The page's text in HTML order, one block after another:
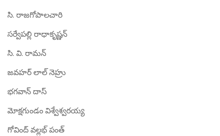
సి. రాజగోపాలచారి
సర్వేపల్లి రాధాకృష్ణన్
సి. వి. రామన్
జవహర్ లాల్ నెహ్రు
భగవాన్ దాస్
మోక్షగుండం విశ్వేశ్వరయ్య
గోవింద్ వల్లభ్ పంత్